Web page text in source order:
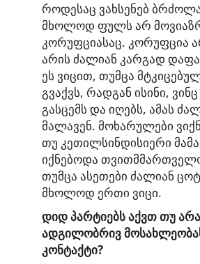
როდესაც ვახსენებ
მხოლოდ ფულს არ
კორუფციასაც. კორუფცია
არის ძალიან კარგად
ეს ვიცით, თუმცა
გვაქვს, რადგან ისინი,
გასცემს და იღებს, ამას
მალავენ. მოხარულები
თუ კეთილსინდისიერი
იქნებოდა
თუმცა ასეთები ძალიან
მხოლოდ ერთი ვიცი.
დიდ პარტიებს აქვთ თუ არა
ადგილობრივ
კონტაქტი?